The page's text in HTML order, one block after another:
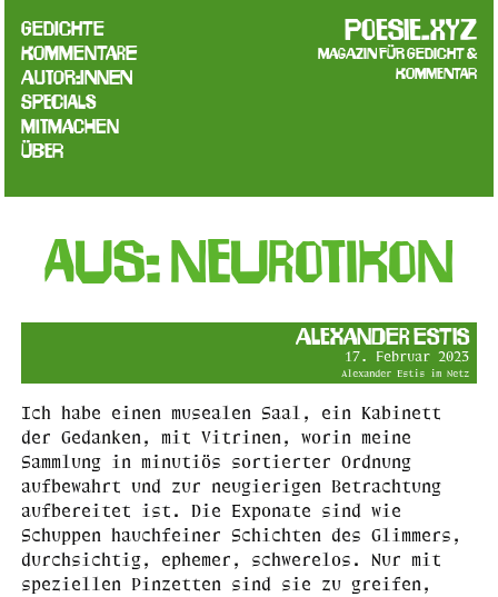
poesie.xyz
Magazin für Gedicht &
Kommentar
Gedichte
Kommentare
Autor:innen
Specials
Mitmachen
Über
Aus: NEUROTIKON
Alexander Estis
17. Februar 2023
Alexander Estis im Netz
Ich habe einen musealen Saal, ein Kabinett
der Gedanken, mit Vitrinen, worin meine
Sammlung in minutiös sortierter Ordnung
aufbewahrt und zur neugierigen Betrachtung
aufbereitet ist. Die Exponate sind wie
Schuppen hauchfeiner Schichten des Glimmers,
durchsichtig, ephemer, schwerelos. Nur mit
speziellen Pinzetten sind sie zu greifen,